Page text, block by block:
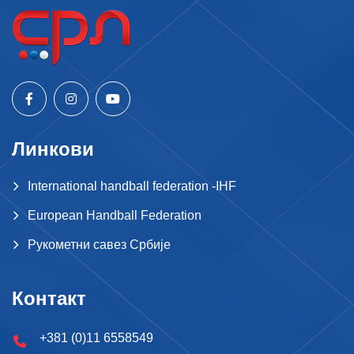
Линкови
International handball federation -IHF
European Handball Federation
Рукометни савез Србије
Контакт
+381 (0)11 6558549